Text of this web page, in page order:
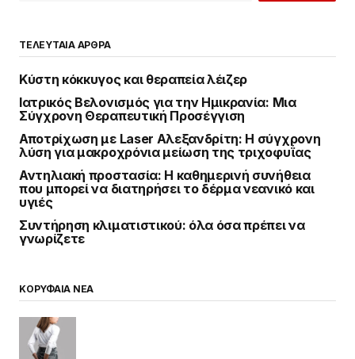
ΤΕΛΕΥΤΑΙΑ ΑΡΘΡΑ
Κύστη κόκκυγος και θεραπεία λέιζερ
Ιατρικός Βελονισμός για την Ημικρανία: Μια
Σύγχρονη Θεραπευτική Προσέγγιση
Αποτρίχωση με Laser Αλεξανδρίτη: Η σύγχρονη
λύση για μακροχρόνια μείωση της τριχοφυΐας
Αντηλιακή προστασία: Η καθημερινή συνήθεια
που μπορεί να διατηρήσει το δέρμα νεανικό και
υγιές
Συντήρηση κλιματιστικού: όλα όσα πρέπει να
γνωρίζετε
ΚΟΡΥΦΑΙΑ ΝΕΑ